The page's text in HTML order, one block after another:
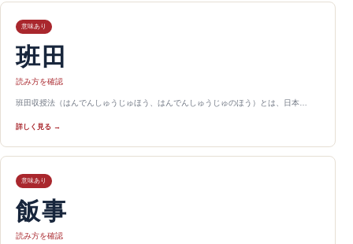
意味あり
班田
読み方を確認
班田収授法（はんでんしゅうじゅほう、はんでんしゅうじゅのほう）とは、日本…
詳しく見る →
意味あり
飯事
読み方を確認